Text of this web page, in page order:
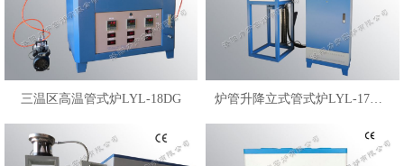
三温区高温管式炉LYL-18DG 炉管升降立式管式炉LYL-17LGS